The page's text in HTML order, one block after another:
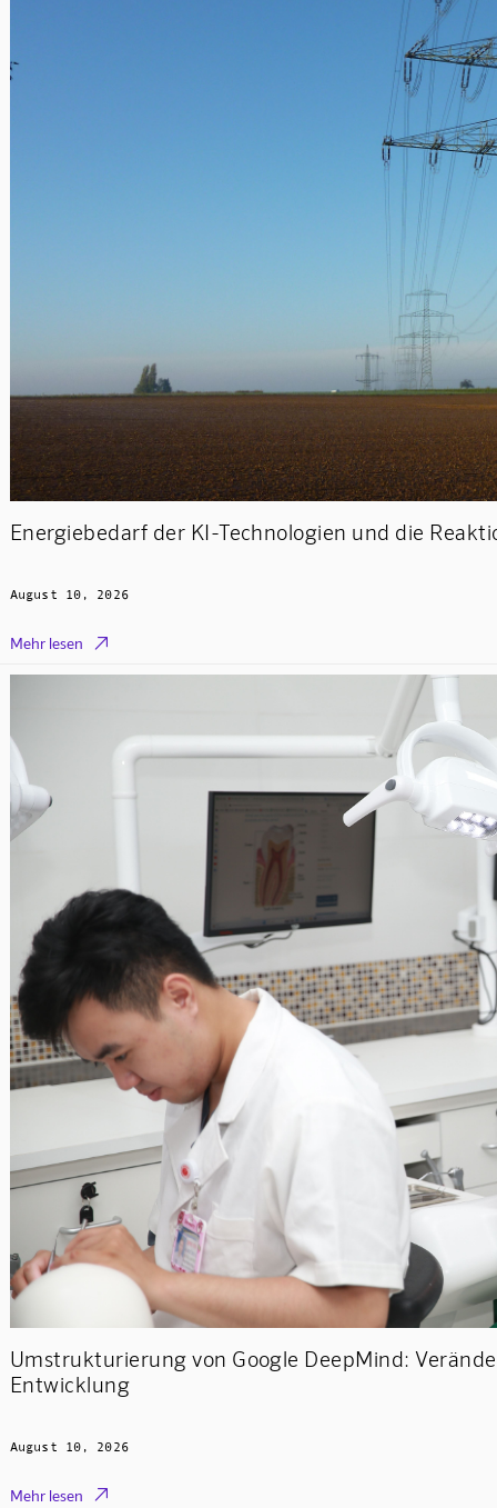
Energiebedarf der KI-Technologien und die
August 10, 2026
Mehr lesen 
Umstrukturierung von Google DeepMind:
Entwicklung
August 10, 2026
Mehr lesen 